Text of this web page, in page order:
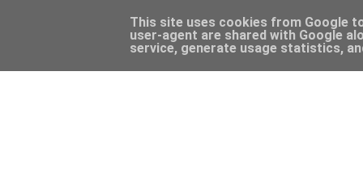
This site uses cookies from Google
user-agent are shared with Google
service, generate usage statistics,